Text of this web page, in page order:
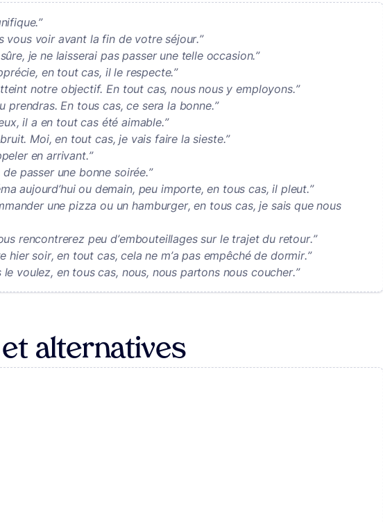
vous voir avant la fin de votre séjour.”
je ne laisserai pas passer une telle occasion.”
en tout cas, il le respecte.”
notre objectif. En tout cas, nous nous y employons.”
prendras. En tous cas, ce sera la bonne.”
il a en tout cas été aimable.”
Moi, en tout cas, je vais faire la sieste.”
en arrivant.”
passer une bonne soirée.”
aujourd’hui ou demain, peu importe, en tous cas, il pleut.”
une pizza ou un hamburger, en tous cas, je sais que nous
rencontrerez peu d’embouteillages sur le trajet du retour.”
hier soir, en tout cas, cela ne m’a pas empêché de dormir.”
voulez, en tous cas, nous, nous partons nous coucher.”
alternatives